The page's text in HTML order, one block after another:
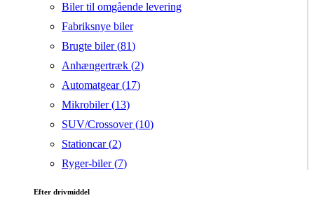
Biler til omgående levering
Fabriksnye biler
Brugte biler (81)
Anhængertræk (2)
Automatgear (17)
Mikrobiler (13)
SUV/Crossover (10)
Stationcar (2)
Ryger-biler (7)
Efter drivmiddel